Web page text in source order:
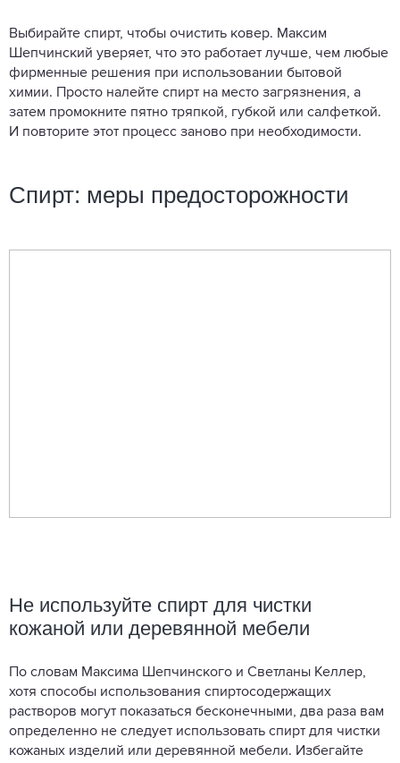
Выбирайте спирт, чтобы очистить ковер. Максим
Шепчинский уверяет, что это работает лучше, чем любые
фирменные решения при использовании бытовой
химии. Просто налейте спирт на место загрязнения, а
затем промокните пятно тряпкой, губкой или салфеткой.
И повторите этот процесс заново при необходимости.
Спирт: меры предосторожности
Не используйте спирт для чистки
кожаной или деревянной мебели
По словам Максима Шепчинского и Светланы Келлер,
хотя способы использования спиртосодержащих
растворов могут показаться бесконечными, два раза вам
определенно не следует использовать спирт для чистки
кожаных изделий или деревянной мебели. Избегайте